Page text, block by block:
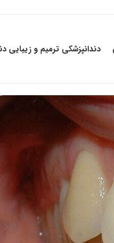
دندانپزشکی ترمیم و زیبایی